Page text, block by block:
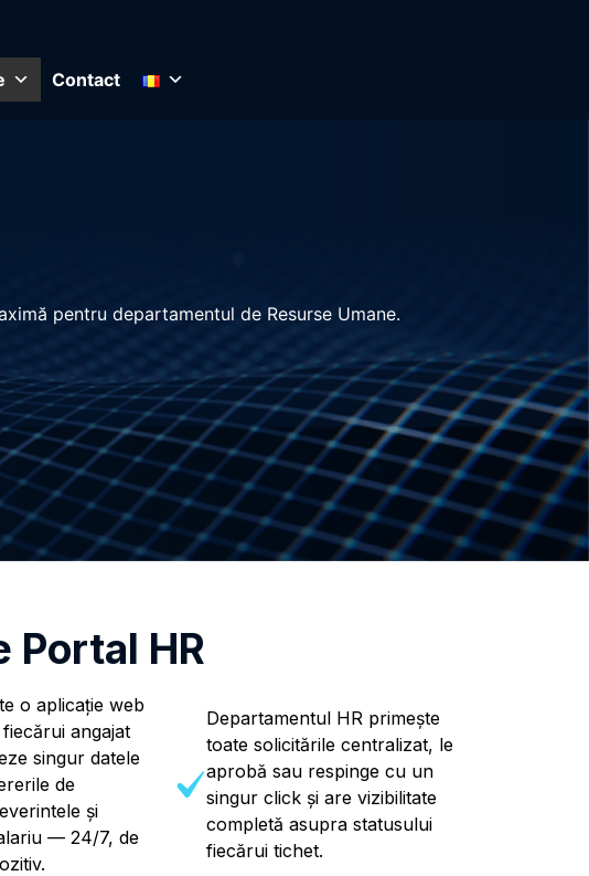
Contact
pentru departamentul de Resurse Umane.
Portal HR
o aplicație web
angajat
singur datele
de
și
— 24/7, de
Departamentul HR primește
toate solicitările centralizat, le
aprobă sau respinge cu un
singur click și are vizibilitate
completă asupra statusului
fiecărui tichet.